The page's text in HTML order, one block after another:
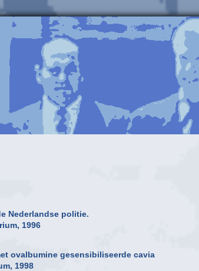
Nederlandse politie.
1996
ovalbumine gesensibiliseerde cavia
1998